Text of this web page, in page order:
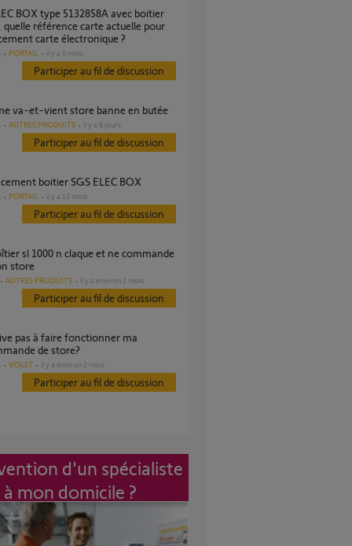
quelle référence carte actuelle pour
carte électronique ?
PORTAIL il y a 6 mois
Participer au fil de discussion
va-et-vient store banne en butée
AUTRES PRODUITS il y a 8 jours
Participer au fil de discussion
boitier SGS ELEC BOX
PORTAIL il y a 12 mois
Participer au fil de discussion
store
AUTRES PRODUITS il y a environ 2 mois
Participer au fil de discussion
de store?
VOLET il y a environ 2 mois
Participer au fil de discussion
d'un spécialiste
à mon domicile ?